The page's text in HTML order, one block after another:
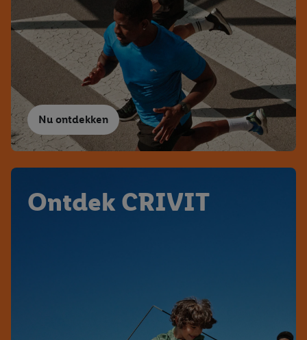
Nu ontdekken
Ontdek CRIVIT